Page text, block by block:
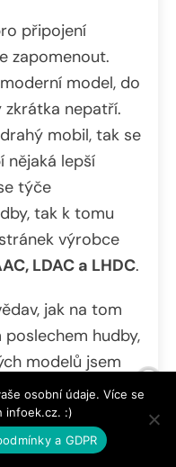
připojení
zapomenout.
model, do
nepatří.
mobil, tak se
nějaká lepší
týče
tak k tomu
výrobce
LDAC a LHDC.
jak na tom
hudby,
modelů jsem
ve srovnání s
problém jsem
(více v článku
osobní údaje. Více se
infoek.cz. :)
a GDPR